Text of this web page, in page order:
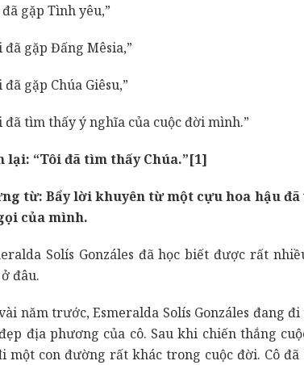
đã gặp Tình yêu,”
đã gặp Đấng Mêsia,”
đã gặp Chúa Giêsu,”
đã tìm thấy ý nghĩa của cuộc đời mình.”
lại: “Tôi đã tìm thấy Chúa.”[1]
từ: Bẩy lời khuyên từ một cựu hoa hậu
của mình.
Solís Gonzáles đã học biết được rất
đâu.
năm trước, Esmeralda Solís Gonzáles đang
địa phương của cô. Sau khi chiến thắng
một con đường rất khác trong cuộc đời. Cô